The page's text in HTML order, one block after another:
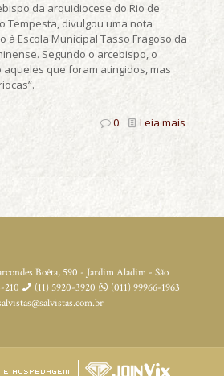
da arquidiocese do Rio de
Tempesta, divulgou uma nota
à Escola Municipal Tasso Fragoso da
Segundo o arcebispo, o
que foram atingidos, mas
0 Leia mais
Boêta, 590 - Jardim Aladim - São
210
(11) 5920-3920
(011) 99966-1963